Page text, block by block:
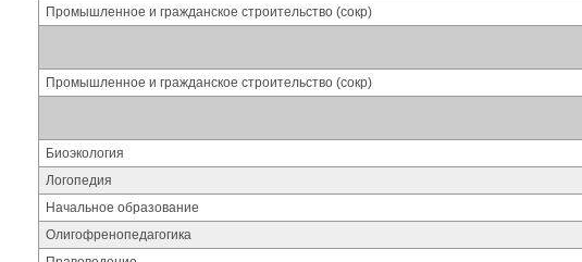
Промышленное и гражданское строительство (сокр)
Промышленное и гражданское строительство (сокр)
Биоэкология
Логопедия
Начальное образование
Олигофренопедагогика